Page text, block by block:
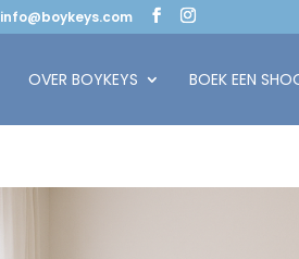
info@boykeys.com
OVER BOYKEYS BOEK EEN